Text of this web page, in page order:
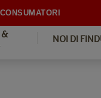
&
NOI DI